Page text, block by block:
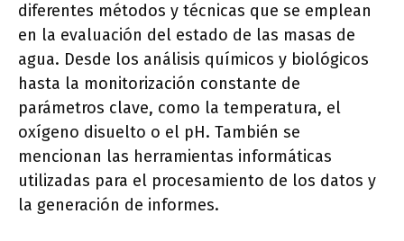
diferentes métodos y técnicas que se emplean
en la evaluación del estado de las masas de
agua. Desde los análisis químicos y biológicos
hasta la monitorización constante de
parámetros clave, como la temperatura, el
oxígeno disuelto o el pH. También se
mencionan las herramientas informáticas
utilizadas para el procesamiento de los datos y
la generación de informes.